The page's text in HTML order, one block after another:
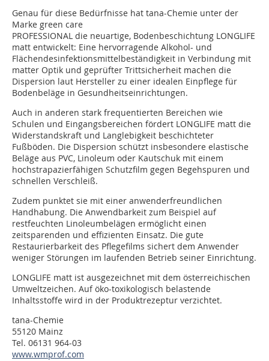
Genau für diese Bedürfnisse hat tana-Chemie unter der
Marke green care
PROFESSIONAL die neuartige, Bodenbeschichtung LONGLIFE
matt entwickelt: Eine hervorragende Alkohol- und
Flächendesinfektionsmittelbeständigkeit in Verbindung mit
matter Optik und geprüfter Trittsicherheit machen die
Dispersion laut Hersteller zu einer idealen Einpflege für
Bodenbeläge in Gesundheitseinrichtungen.
Auch in anderen stark frequentierten Bereichen wie
Schulen und Eingangsbereichen fördert LONGLIFE matt die
Widerstandskraft und Langlebigkeit beschichteter
Fußböden. Die Dispersion schützt insbesondere elastische
Beläge aus PVC, Linoleum oder Kautschuk mit einem
hochstrapazierfähigen Schutzfilm gegen Begehspuren und
schnellen Verschleiß.
Zudem punktet sie mit einer anwenderfreundlichen
Handhabung. Die Anwendbarkeit zum Beispiel auf
restfeuchten Linoleumbelägen ermöglicht einen
zeitsparenden und effizienten Einsatz. Die gute
Restaurierbarkeit des Pflegefilms sichert dem Anwender
weniger Störungen im laufenden Betrieb seiner Einrichtung.
LONGLIFE matt ist ausgezeichnet mit dem österreichischen
Umweltzeichen. Auf öko-toxikologisch belastende
Inhaltsstoffe wird in der Produktrezeptur verzichtet.
tana-Chemie
55120 Mainz
Tel. 06131 964-03
www.wmprof.com